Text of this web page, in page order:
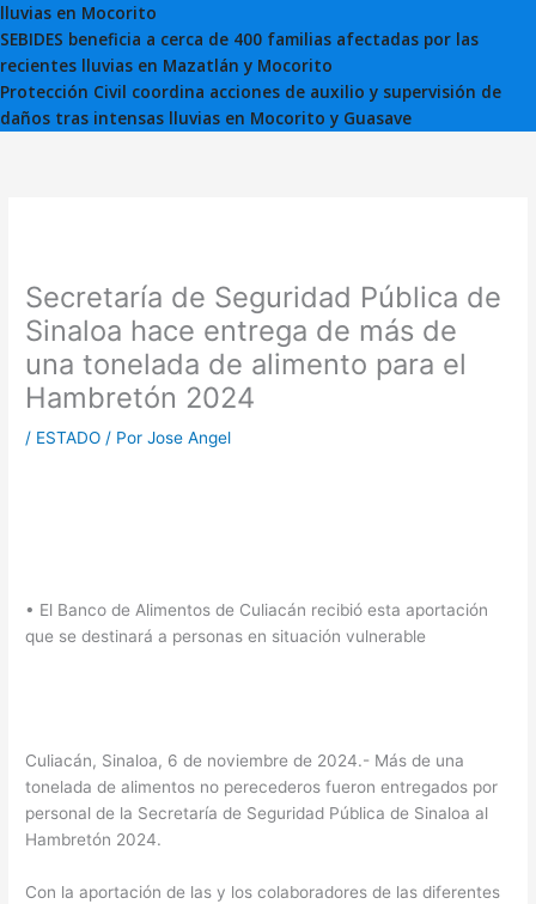
lluvias en Mocorito
SEBIDES beneficia a cerca de 400 familias afectadas por las
recientes lluvias en Mazatlán y Mocorito
Protección Civil coordina acciones de auxilio y supervisión de
daños tras intensas lluvias en Mocorito y Guasave
Secretaría de Seguridad Pública de
Sinaloa hace entrega de más de
una tonelada de alimento para el
Hambretón 2024
/ ESTADO / PorJose Angel
• El Banco de Alimentos de Culiacán recibió esta aportación
que se destinará a personas en situación vulnerable
Culiacán, Sinaloa, 6 de noviembre de 2024.- Más de una
tonelada de alimentos no perecederos fueron entregados por
personal de la Secretaría de Seguridad Pública de Sinaloa al
Hambretón 2024.
Con la aportación de las y los colaboradores de las diferentes